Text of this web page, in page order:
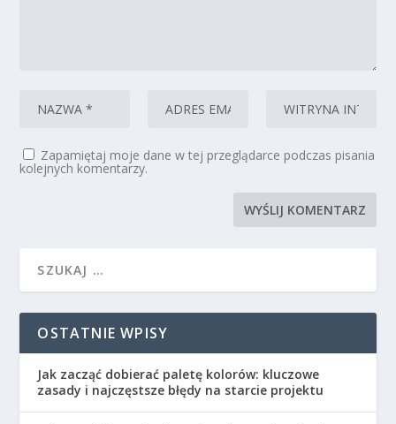
Zapamiętaj moje dane w tej przeglądarce podczas pisania
kolejnych komentarzy.
OSTATNIE WPISY
Jak zacząć dobierać paletę kolorów: kluczowe
zasady i najczęstsze błędy na starcie projektu